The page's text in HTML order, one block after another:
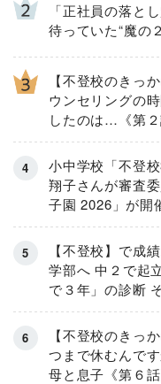
「正社員の落と
待っていた“魔の
【不登校のきっ
ウンセリングの
したのは…《第２
小中学校「不登
翔子さんが審査
子園 2026」が開
【不登校】で成
学部へ 中２で起
で３年」の診断
【不登校のきっ
つまで休むんで
母と息子《第６話